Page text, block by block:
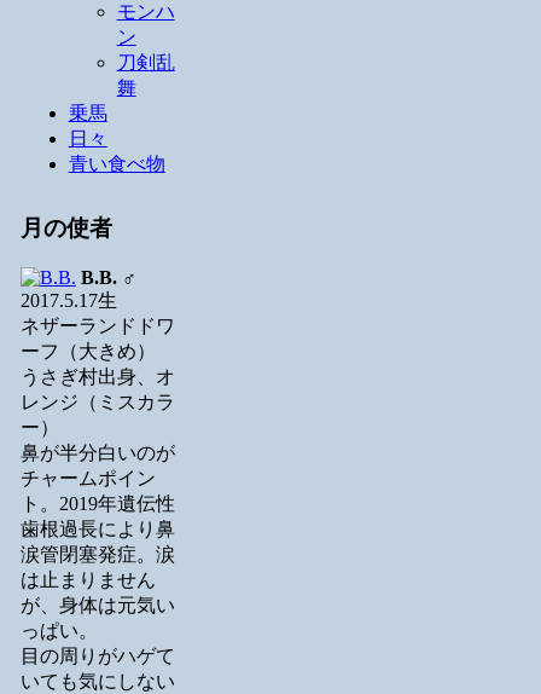
モンハ
ン
刀剣乱
舞
乗馬
日々
青い食べ物
月の使者
B.B.♂
2017.5.17生
ネザーランドドワ
ーフ（大きめ）
うさぎ村出身、オ
レンジ（ミスカラ
ー）
鼻が半分白いのが
チャームポイン
ト。2019年遺伝性
歯根過長により鼻
涙管閉塞発症。涙
は止まりません
が、身体は元気い
っぱい。
目の周りがハゲて
いても気にしない